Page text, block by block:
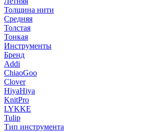
Толщина нити
Средняя
Толстая
Тонкая
Инструменты
Бренд
Addi
ChiaoGoo
Clover
HiyaHiya
KnitPro
LYKKE
Tulip
Тип инструмента